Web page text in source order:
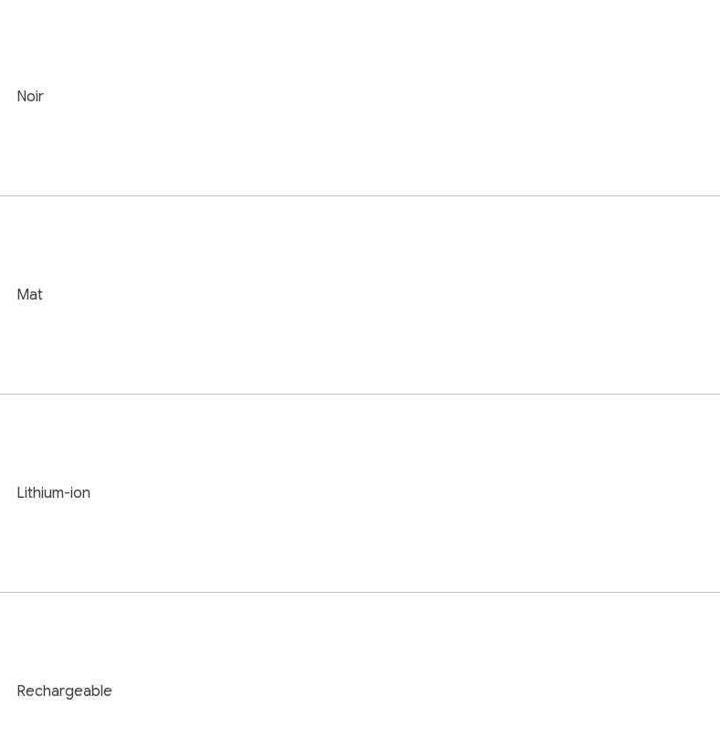
Noir
Mat
Lithium-ion
Rechargeable